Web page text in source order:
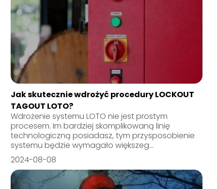
Jak skutecznie wdrożyć procedury LOCKOUT
TAGOUT LOTO?
Wdrożenie systemu LOTO nie jest prostym
procesem. Im bardziej skomplikowaną linię
technologiczną posiadasz, tym przysposobienie
systemu będzie wymagało większeg...
2024-08-08